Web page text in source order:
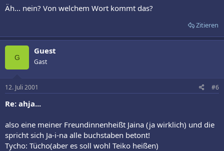
Äh... nein? Von welchem Wort kommt das?
Zitieren
G
Guest
Gast
12. Juli 2001 #6
Re: ahja...
also eine meiner Freundinnenheißt Jaina (ja wirklich) und die
spricht sich Ja-i-na alle buchstaben betont!
Tycho: Tücho(aber es soll wohl Teiko heißen)